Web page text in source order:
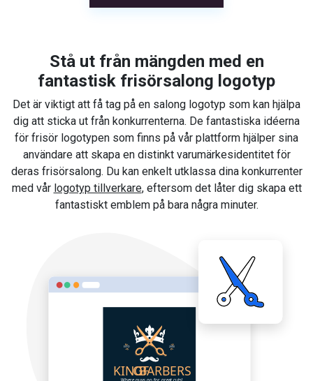
Stå ut från mängden med en
fantastisk frisörsalong logotyp
Det är viktigt att få tag på en salong logotyp som kan hjälpa
dig att sticka ut från konkurrenterna. De fantastiska idéerna
för frisör logotypen som finns på vår plattform hjälper sina
användare att skapa en distinkt varumärkesidentitet för
deras frisörsalong. Du kan enkelt utklassa dina konkurrenter
med vår logotyp tillverkare, eftersom det låter dig skapa ett
fantastiskt emblem på bara några minuter.